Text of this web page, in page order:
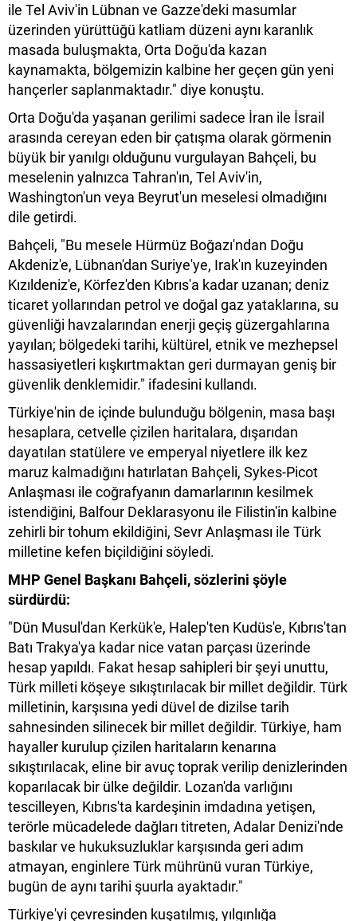
ile Tel Aviv'in Lübnan ve Gazze'deki masumlar
üzerinden yürüttüğü katliam düzeni aynı karanlık
masada buluşmakta, Orta Doğu'da kazan
kaynamakta, bölgemizin kalbine her geçen gün yeni
hançerler saplanmaktadır." diye konuştu.
Orta Doğu'da yaşanan gerilimi sadece İran ile İsrail
arasında cereyan eden bir çatışma olarak görmenin
büyük bir yanılgı olduğunu vurgulayan Bahçeli, bu
meselenin yalnızca Tahran'ın, Tel Aviv'in,
Washington'un veya Beyrut'un meselesi olmadığını
dile getirdi.
Bahçeli, "Bu mesele Hürmüz Boğazı'ndan Doğu
Akdeniz'e, Lübnan'dan Suriye'ye, Irak'ın kuzeyinden
Kızıldeniz'e, Körfez'den Kıbrıs'a kadar uzanan; deniz
ticaret yollarından petrol ve doğal gaz yataklarına, su
güvenliği havzalarından enerji geçiş güzergahlarına
yayılan; bölgedeki tarihi, kültürel, etnik ve mezhepsel
hassasiyetleri kışkırtmaktan geri durmayan geniş bir
güvenlik denklemidir." ifadesini kullandı.
Türkiye'nin de içinde bulunduğu bölgenin, masa başı
hesaplara, cetvelle çizilen haritalara, dışarıdan
dayatılan statülere ve emperyal niyetlere ilk kez
maruz kalmadığını hatırlatan Bahçeli, Sykes-Picot
Anlaşması ile coğrafyanın damarlarının kesilmek
istendiğini, Balfour Deklarasyonu ile Filistin'in kalbine
zehirli bir tohum ekildiğini, Sevr Anlaşması ile Türk
milletine kefen biçildiğini söyledi.
MHP Genel Başkanı Bahçeli, sözlerini şöyle
sürdürdü:
"Dün Musul'dan Kerkük'e, Halep'ten Kudüs'e, Kıbrıs'tan
Batı Trakya'ya kadar nice vatan parçası üzerinde
hesap yapıldı. Fakat hesap sahipleri bir şeyi unuttu,
Türk milleti köşeye sıkıştırılacak bir millet değildir. Türk
milletinin, karşısına yedi düvel de dizilse tarih
sahnesinden silinecek bir millet değildir. Türkiye, ham
hayaller kurulup çizilen haritaların kenarına
sıkıştırılacak, eline bir avuç toprak verilip denizlerinden
koparılacak bir ülke değildir. Lozan'da varlığını
tescilleyen, Kıbrıs'ta kardeşinin imdadına yetişen,
terörle mücadelede dağları titreten, Adalar Denizi'nde
baskılar ve hukuksuzluklar karşısında geri adım
atmayan, enginlere Türk mührünü vuran Türkiye,
bugün de aynı tarihi şuurla ayaktadır."
Türkiye'yi çevresinden kuşatılmış, yılgınlığa